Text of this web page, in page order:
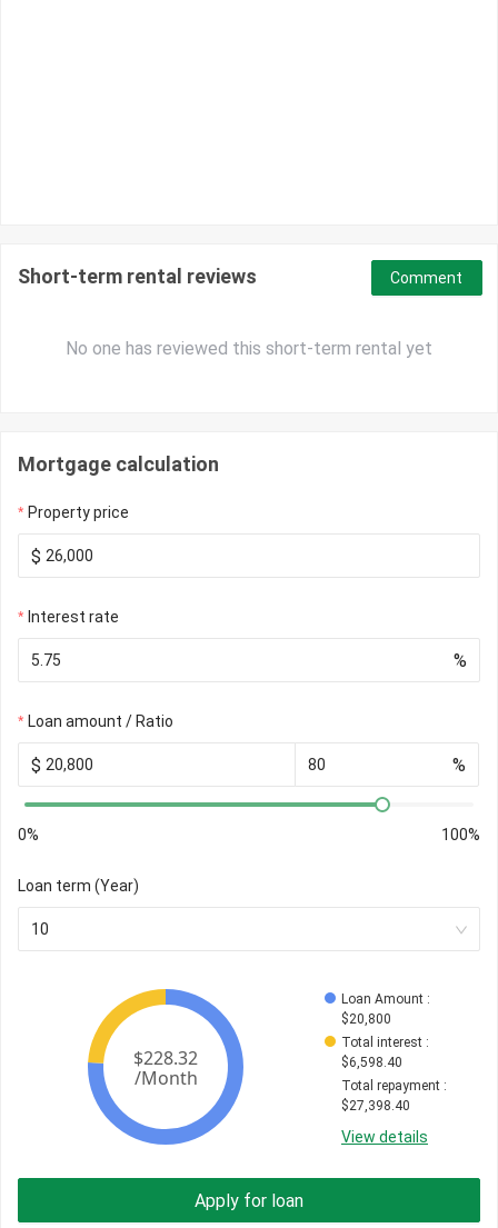
Short-term rental reviews
No one has reviewed this short-term rental yet
Comment
Mortgage calculation
Property price
$
Interest rate
%
Loan amount / Ratio
$ %
0% 100%
Loan term (Year)
10
Loan Amount :
$20,800
Total interest :
$6,598.40
Total repayment :
$27,398.40
View details
Apply for loan